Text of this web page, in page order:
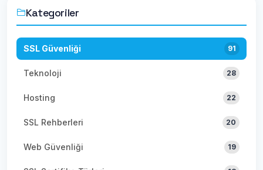
Kategoriler
SSL Güvenliği 91
Teknoloji 28
Hosting 22
SSL Rehberleri 20
Web Güvenliği 19